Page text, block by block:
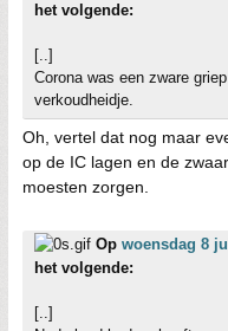
het volgende:
[..]
Corona was een zware
verkoudheidje.
Oh, vertel dat nog maar
op de IC lagen en de
moesten zorgen.
Op woensdag 8
het volgende:
[..]